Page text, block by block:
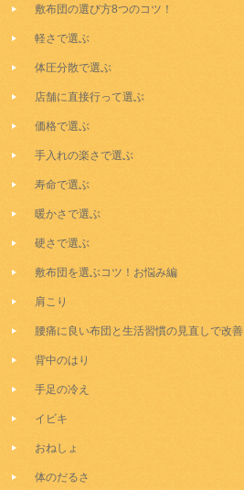
敷布団の選び方8つのコツ！
軽さで選ぶ
体圧分散で選ぶ
店舗に直接行って選ぶ
価格で選ぶ
手入れの楽さで選ぶ
寿命で選ぶ
暖かさで選ぶ
硬さで選ぶ
敷布団を選ぶコツ！お悩み編
肩こり
腰痛に良い布団と生活習慣の見直しで改善
背中のはり
手足の冷え
イビキ
おねしょ
体のだるさ